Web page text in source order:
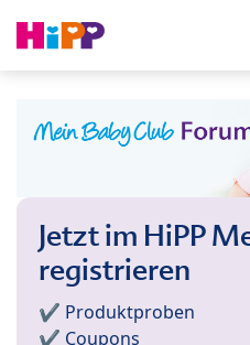
Jetzt im HiPP
registrieren
✔️ Produktproben
✔️ Coupons